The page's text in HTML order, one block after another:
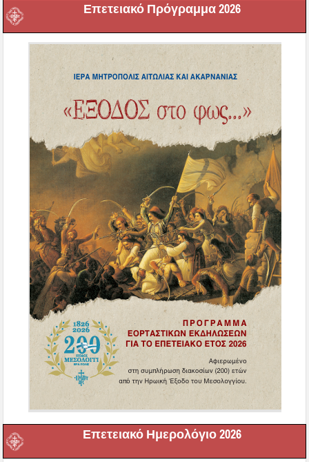
Επετειακό Πρόγραμμα 2026
Επετειακό Ημερολόγιο 2026